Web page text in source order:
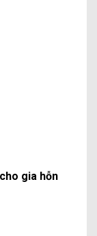
gia hỗn